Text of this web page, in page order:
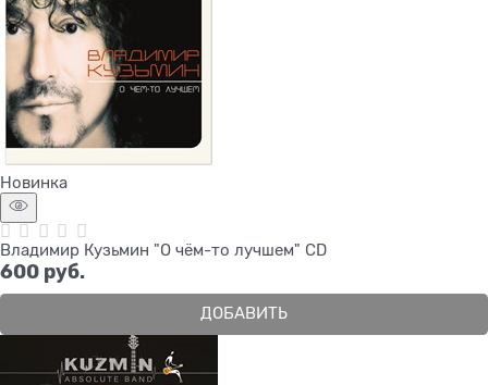
Новинка
Владимир Кузьмин "О чём-то лучшем" CD
600 руб.
ДОБАВИТЬ